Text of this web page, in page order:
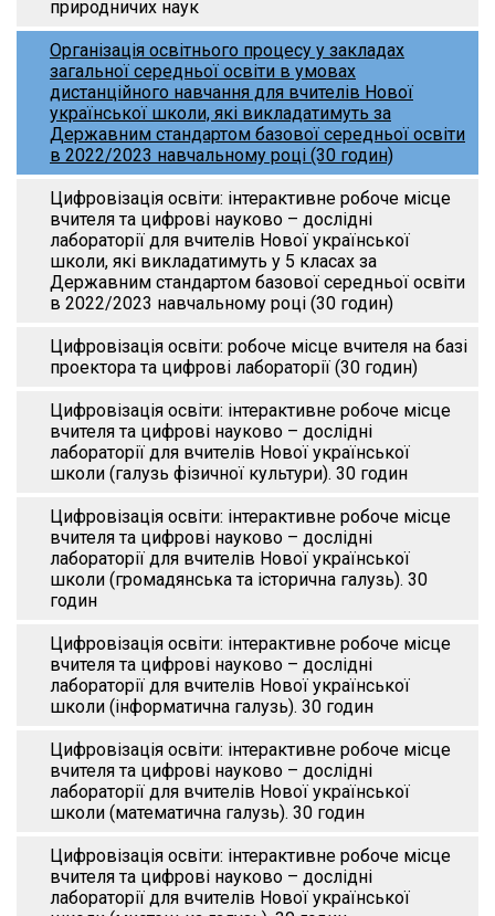
природничих наук
Організація освітнього процесу у закладах
загальної середньої освіти в умовах
дистанційного навчання для вчителів Нової
української школи, які викладатимуть за
Державним стандартом базової середньої освіти
в 2022/2023 навчальному році (30 годин)
Цифровізація освіти: інтерактивне робоче місце
вчителя та цифрові науково – дослідні
лабораторії для вчителів Нової української
школи, які викладатимуть у 5 класах за
Державним стандартом базової середньої освіти
в 2022/2023 навчальному році (30 годин)
Цифровізація освіти: робоче місце вчителя на базі
проектора та цифрові лабораторії (30 годин)
Цифровізація освіти: інтерактивне робоче місце
вчителя та цифрові науково – дослідні
лабораторії для вчителів Нової української
школи (галузь фізичної культури). 30 годин
Цифровізація освіти: інтерактивне робоче місце
вчителя та цифрові науково – дослідні
лабораторії для вчителів Нової української
школи (громадянська та історична галузь). 30
годин
Цифровізація освіти: інтерактивне робоче місце
вчителя та цифрові науково – дослідні
лабораторії для вчителів Нової української
школи (інформатична галузь). 30 годин
Цифровізація освіти: інтерактивне робоче місце
вчителя та цифрові науково – дослідні
лабораторії для вчителів Нової української
школи (математична галузь). 30 годин
Цифровізація освіти: інтерактивне робоче місце
вчителя та цифрові науково – дослідні
лабораторії для вчителів Нової української